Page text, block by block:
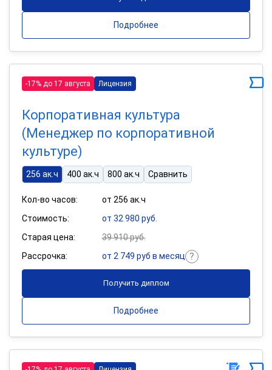
Подробнее
-17% до 17 августа Лицензия
Корпоративная культура
(Менеджер по корпоративной
культуре)
256 ак.ч 400 ак.ч 800 ак.ч Сравнить
Кол-во часов:
от 256 ак.ч
Стоимость:
от 32 980 руб.
Старая цена:
39 910 руб.
Рассрочка:
от 2 749 руб в месяц
Получить диплом
Подробнее